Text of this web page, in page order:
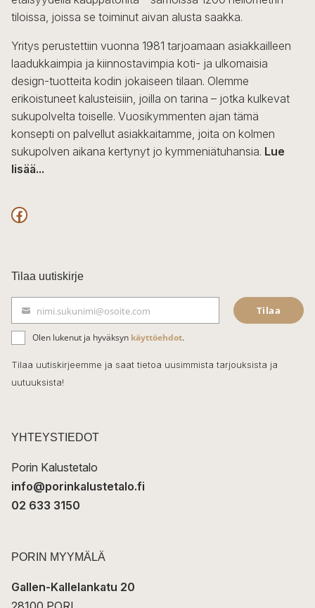
valinnat
tuotteen
sivulla.
tiloissa, joissa se toiminut aivan alusta saakka.
Yritys perustettiin vuonna 1981 tarjoamaan asiakkailleen
laadukkaimpia ja kiinnostavimpia koti- ja ulkomaisia
design-tuotteita kodin jokaiseen tilaan. Olemme
erikoistuneet kalusteisiin, joilla on tarina – jotka kulkevat
sukupolvelta toiselle. Vuosikymmenten ajan tämä
konsepti on palvellut asiakkaitamme, joita on kolmen
sukupolven aikana kertynyt jo kymmeniätuhansia. Lue
lisää...
F
c
e
b
o
o
k
Tilaa uutiskirje
ä
h
k
t
nimi.sukunimi@osoite.com Tilaa
Olen lukenut ja hyväksyn käyttöehdot.
Tilaa uutiskirjeemme ja saat tietoa uusimmista tarjouksista ja
uutuuksista!
YHTEYSTIEDOT
Porin Kalustetalo
info@porinkalustetalo.fi
02 633 3150
PORIN MYYMÄLÄ
Gallen-Kallelankatu 20